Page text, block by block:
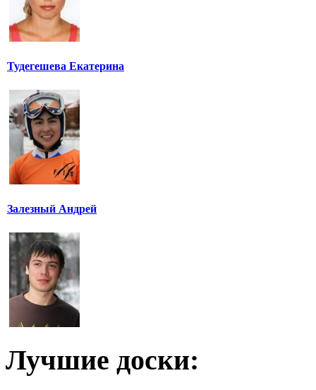
Тудегешева Екатерина
Залезный Андрей
Лучшие доски: